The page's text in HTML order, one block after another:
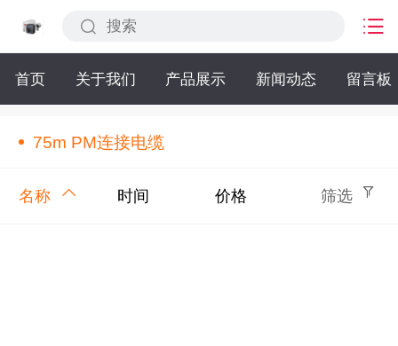
首页 关于我们 产品展示 新闻动态 留言板
75m PM连接电缆
名称 时间 价格 筛选